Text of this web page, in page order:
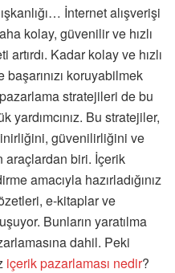
İnternet alışverişi
kolay, güvenilir ve hızlı
artırdı. Kadar kolay ve hızlı
koruyabilmek
stratejileri de bu
yardımcınız. Bu stratejiler,
güvenilirliğini ve
araçlardan biri. İçerik
amacıyla hazırladığınız
e-kitaplar ve
Bunların yaratılma
dahil. Peki
içerik pazarlaması nedir?